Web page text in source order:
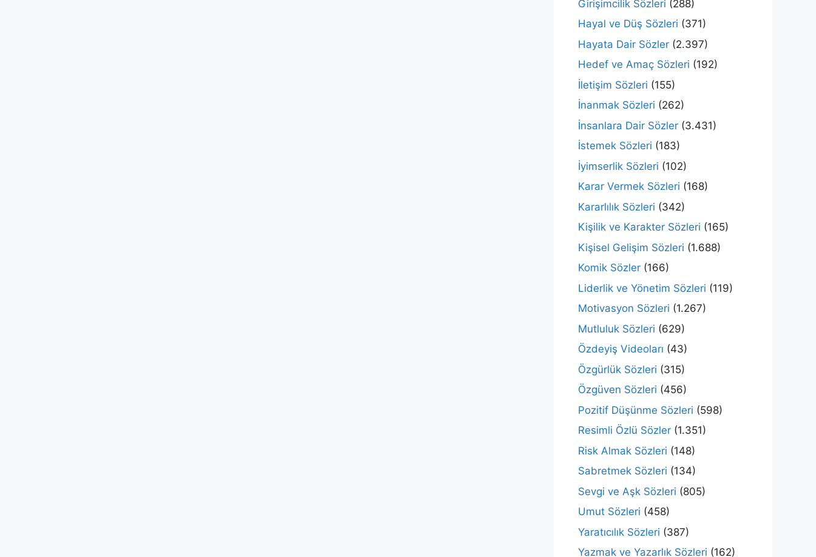
Girişimcilik Sözleri (288)
Hayal ve Düş Sözleri (371)
Hayata Dair Sözler (2.397)
Hedef ve Amaç Sözleri (192)
İletişim Sözleri (155)
İnanmak Sözleri (262)
İnsanlara Dair Sözler (3.431)
İstemek Sözleri (183)
İyimserlik Sözleri (102)
Karar Vermek Sözleri (168)
Kararlılık Sözleri (342)
Kişilik ve Karakter Sözleri (165)
Kişisel Gelişim Sözleri (1.688)
Komik Sözler (166)
Liderlik ve Yönetim Sözleri (119)
Motivasyon Sözleri (1.267)
Mutluluk Sözleri (629)
Özdeyiş Videoları (43)
Özgürlük Sözleri (315)
Özgüven Sözleri (456)
Pozitif Düşünme Sözleri (598)
Resimli Özlü Sözler (1.351)
Risk Almak Sözleri (148)
Sabretmek Sözleri (134)
Sevgi ve Aşk Sözleri (805)
Umut Sözleri (458)
Yaratıcılık Sözleri (387)
Yazmak ve Yazarlık Sözleri (162)